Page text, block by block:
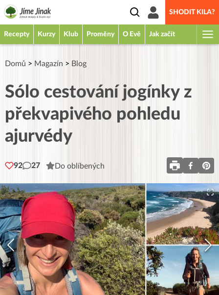
SHODIT KILA?
Recepty Kurzy Klub Proměny O Evě Jak začít
Domů > Magazín > Blog
Sólo cestování jogínky z
překvapivého pohledu
ajurvédy
92 27 Do oblíbených